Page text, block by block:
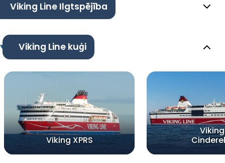
Viking Line Ilgtspējība
Viking Line kuģi
Viking XPRS
Viking